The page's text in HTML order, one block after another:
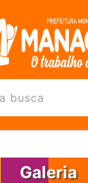
Galeria